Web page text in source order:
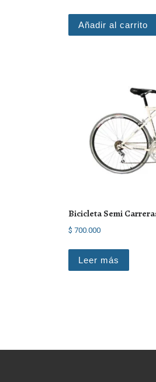
Añadir al carrito
Bicicleta Semi
$ 700.000
Leer más